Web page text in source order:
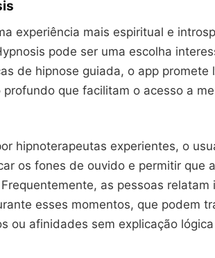
experiência mais espiritual e
pode ser uma escolha
de hipnose guiada, o app promete
que facilitam o acesso a
hipnoterapeutas experientes, o
os fones de ouvido e permitir que
as pessoas relatam
esses momentos, que podem
ou afinidades sem explicação